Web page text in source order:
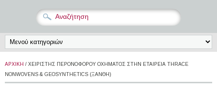
ΑΡΧΙΚΉ / ΧΕΙΡΙΣΤΉΣ ΠΕΡΟΝΟΦΌΡΟΥ ΟΧΉΜΑΤΟΣ ΣΤΗΝ ΕΤΑΙΡΕΊΑ THRACE
NONWOVENS & GEOSYNTHETICS (ΞΆΝΘΗ)